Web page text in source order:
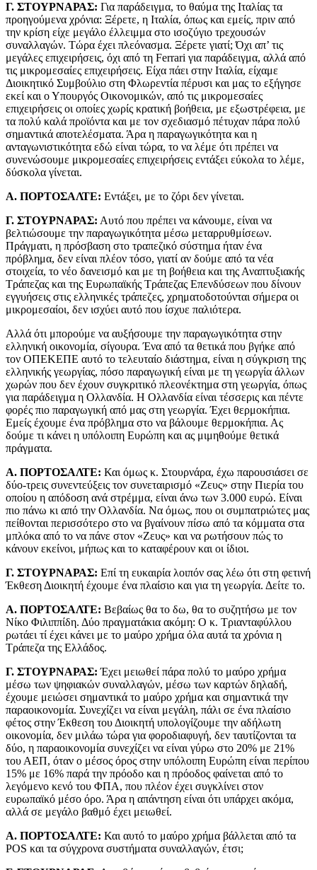
Γ. ΣΤΟΥΡΝΑΡΑΣ: Για παράδειγμα, το θαύμα της Ιταλίας τα
προηγούμενα χρόνια: Ξέρετε, η Ιταλία, όπως και εμείς, πριν από
την κρίση είχε μεγάλο έλλειμμα στο ισοζύγιο τρεχουσών
συναλλαγών. Τώρα έχει πλεόνασμα. Ξέρετε γιατί; Όχι απ’ τις
μεγάλες επιχειρήσεις, όχι από τη Ferrari για παράδειγμα, αλλά από
τις μικρομεσαίες επιχειρήσεις. Είχα πάει στην Ιταλία, είχαμε
Διοικητικό Συμβούλιο στη Φλωρεντία πέρυσι και μας το εξήγησε
εκεί και ο Υπουργός Οικονομικών, από τις μικρομεσαίες
επιχειρήσεις οι οποίες χωρίς κρατική βοήθεια, με εξωστρέφεια, με
τα πολύ καλά προϊόντα και με τον σχεδιασμό πέτυχαν πάρα πολύ
σημαντικά αποτελέσματα. Άρα η παραγωγικότητα και η
ανταγωνιστικότητα εδώ είναι τώρα, το να λέμε ότι πρέπει να
συνενώσουμε μικρομεσαίες επιχειρήσεις εντάξει εύκολα το λέμε,
δύσκολα γίνεται.
Α. ΠΟΡΤΟΣΑΛΤΕ: Εντάξει, με το ζόρι δεν γίνεται.
Γ. ΣΤΟΥΡΝΑΡΑΣ: Αυτό που πρέπει να κάνουμε, είναι να
βελτιώσουμε την παραγωγικότητα μέσω μεταρρυθμίσεων.
Πράγματι, η πρόσβαση στο τραπεζικό σύστημα ήταν ένα
πρόβλημα, δεν είναι πλέον τόσο, γιατί αν δούμε από τα νέα
στοιχεία, το νέο δανεισμό και με τη βοήθεια και της Αναπτυξιακής
Τράπεζας και της Ευρωπαϊκής Τράπεζας Επενδύσεων που δίνουν
εγγυήσεις στις ελληνικές τράπεζες, χρηματοδοτούνται σήμερα οι
μικρομεσαίοι, δεν ισχύει αυτό που ίσχυε παλιότερα.
Αλλά ότι μπορούμε να αυξήσουμε την παραγωγικότητα στην
ελληνική οικονομία, σίγουρα. Ένα από τα θετικά που βγήκε από
τον ΟΠΕΚΕΠΕ αυτό το τελευταίο διάστημα, είναι η σύγκριση της
ελληνικής γεωργίας, πόσο παραγωγική είναι με τη γεωργία άλλων
χωρών που δεν έχουν συγκριτικό πλεονέκτημα στη γεωργία, όπως
για παράδειγμα η Ολλανδία. Η Ολλανδία είναι τέσσερις και πέντε
φορές πιο παραγωγική από μας στη γεωργία. Έχει θερμοκήπια.
Εμείς έχουμε ένα πρόβλημα στο να βάλουμε θερμοκήπια. Ας
δούμε τι κάνει η υπόλοιπη Ευρώπη και ας μιμηθούμε θετικά
πράγματα.
Α. ΠΟΡΤΟΣΑΛΤΕ: Και όμως κ. Στουρνάρα, έχω παρουσιάσει σε
δύο-τρεις συνεντεύξεις τον συνεταιρισμό «Ζευς» στην Πιερία του
οποίου η απόδοση ανά στρέμμα, είναι άνω των 3.000 ευρώ. Είναι
πιο πάνω κι από την Ολλανδία. Να όμως, που οι συμπατριώτες μας
πείθονται περισσότερο στο να βγαίνουν πίσω από τα κόμματα στα
μπλόκα από το να πάνε στον «Ζευς» και να ρωτήσουν πώς το
κάνουν εκείνοι, μήπως και το καταφέρουν και οι ίδιοι.
Γ. ΣΤΟΥΡΝΑΡΑΣ: Επί τη ευκαιρία λοιπόν σας λέω ότι στη φετινή
Έκθεση Διοικητή έχουμε ένα πλαίσιο και για τη γεωργία. Δείτε το.
Α. ΠΟΡΤΟΣΑΛΤΕ: Βεβαίως θα το δω, θα το συζητήσω με τον
Νίκο Φιλιππίδη. Δύο πραγματάκια ακόμη: Ο κ. Τριανταφύλλου
ρωτάει τί έχει κάνει με το μαύρο χρήμα όλα αυτά τα χρόνια η
Τράπεζα της Ελλάδος.
Γ. ΣΤΟΥΡΝΑΡΑΣ: Έχει μειωθεί πάρα πολύ το μαύρο χρήμα
μέσω των ψηφιακών συναλλαγών, μέσω των καρτών δηλαδή,
έχουμε μειώσει σημαντικά το μαύρο χρήμα και σημαντικά την
παραοικονομία. Συνεχίζει να είναι μεγάλη, πάλι σε ένα πλαίσιο
φέτος στην Έκθεση του Διοικητή υπολογίζουμε την αδήλωτη
οικονομία, δεν μιλάω τώρα για φοροδιαφυγή, δεν ταυτίζονται τα
δύο, η παραοικονομία συνεχίζει να είναι γύρω στο 20% με 21%
του ΑΕΠ, όταν ο μέσος όρος στην υπόλοιπη Ευρώπη είναι περίπου
15% με 16% παρά την πρόοδο και η πρόοδος φαίνεται από το
λεγόμενο κενό του ΦΠΑ, που πλέον έχει συγκλίνει στον
ευρωπαϊκό μέσο όρο. Άρα η απάντηση είναι ότι υπάρχει ακόμα,
αλλά σε μεγάλο βαθμό έχει μειωθεί.
Α. ΠΟΡΤΟΣΑΛΤΕ: Και αυτό το μαύρο χρήμα βάλλεται από τα
POS και τα σύγχρονα συστήματα συναλλαγών, έτσι;